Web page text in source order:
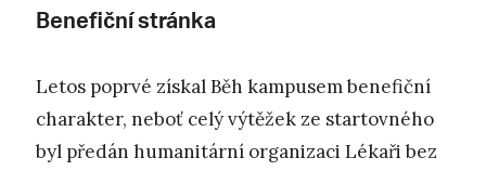
Benefiční stránka
Letos poprvé získal Běh kampusem benefiční
charakter, neboť celý výtěžek ze startovného
byl předán humanitární organizaci Lékaři bez